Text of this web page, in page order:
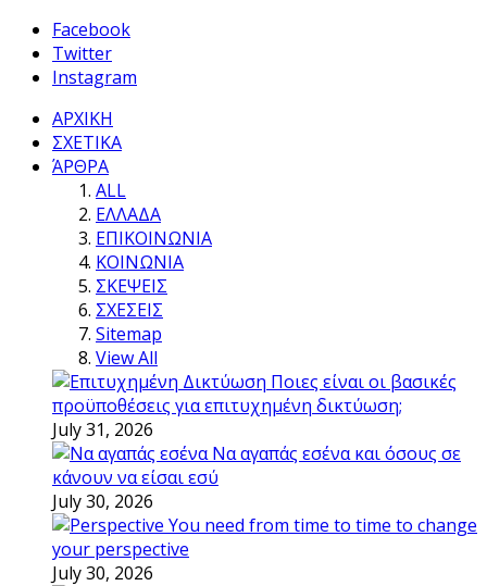
Facebook
Twitter
Instagram
ΑΡΧΙΚΗ
ΣΧΕΤΙΚΑ
ΆΡΘΡΑ
ALL
ΕΛΛΑΔΑ
ΕΠΙΚΟΙΝΩΝΙΑ
ΚΟΙΝΩΝΙΑ
ΣΚΕΨΕΙΣ
ΣΧΕΣΕΙΣ
Sitemap
View All
Ποιες είναι οι βασικές
προϋποθέσεις για επιτυχημένη δικτύωση;
July 31, 2026
Να αγαπάς εσένα και όσους σε
κάνουν να είσαι εσύ
July 30, 2026
You need from time to time to change
your perspective
July 30, 2026